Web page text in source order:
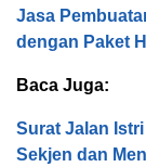
Jasa
dengan Paket
Baca Juga:
Surat Jalan
Sekjen dan